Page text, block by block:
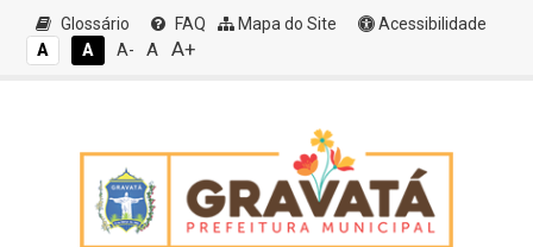
Glossário FAQ Mapa do Site
Acessibilidade
A
A A- A A+